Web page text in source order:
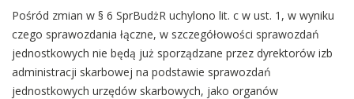
Pośród zmian w § 6 SprBudżR uchylono lit. c w ust. 1, w wyniku
czego sprawozdania łączne, w szczegółowości sprawozdań
jednostkowych nie będą już sporządzane przez dyrektorów izb
administracji skarbowej na podstawie sprawozdań
jednostkowych urzędów skarbowych, jako organów